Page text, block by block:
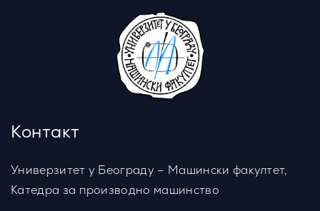
Контакт
Универзитет у Београду – Машински факултет,
Катедра за производно машинство